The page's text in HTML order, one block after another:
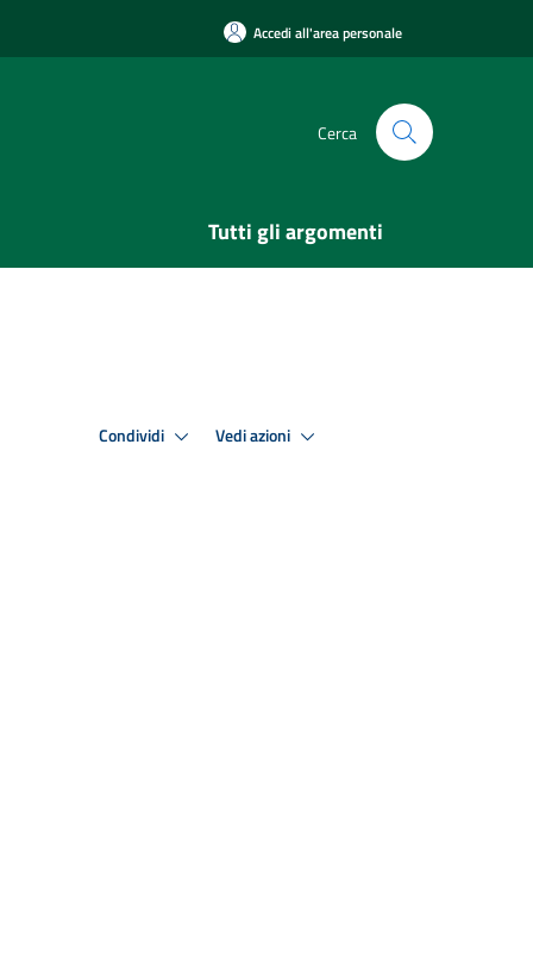
Accedi all'area personale
Cerca
Tutti gli argomenti
Condividi Vedi azioni